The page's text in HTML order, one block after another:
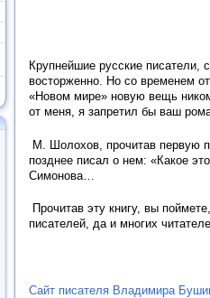
Крупнейшие русские писатели,
восторженно. Но со временем
«Новом мире» новую вещь
от меня, я запретил бы ваш
М. Шолохов, прочитав первую
позднее писал о нем: «Какое
Симонова…
Прочитав эту книгу, вы
писателей, да и многих
Сайт писателя Владимира